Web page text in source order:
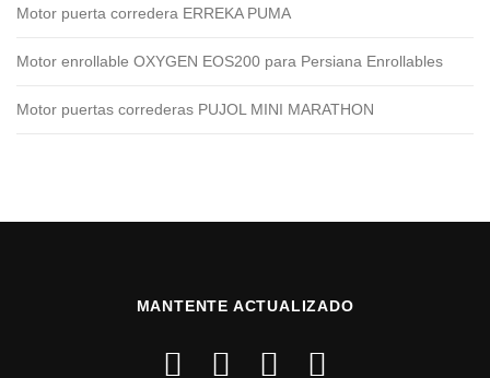
Motor puerta corredera ERREKA PUMA
Motor enrollable OXYGEN EOS200 para Persiana Enrollables
Motor puertas correderas PUJOL MINI MARATHON
MANTENTE ACTUALIZADO